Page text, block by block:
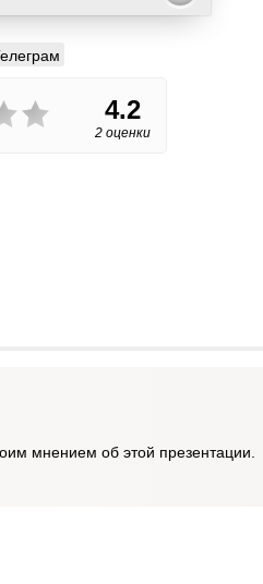
4.2
2 оценки
мнением об этой презентации.